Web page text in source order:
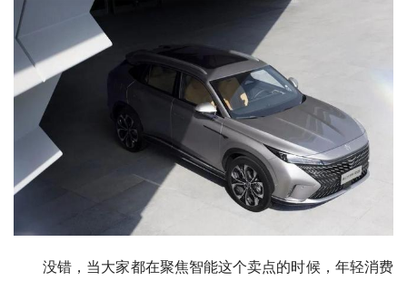
没错，当大家都在聚焦智能这个卖点的时候，年轻消费